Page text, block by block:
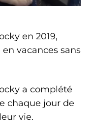
en 2019,
vacances sans
a complété
chaque jour de
vie.